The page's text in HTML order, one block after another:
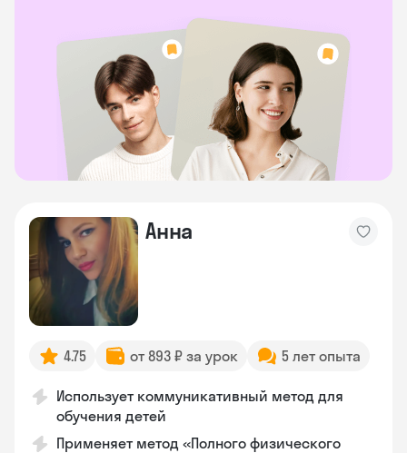
Анна
4.75 от 893 ₽ за урок 5 лет опыта
Использует коммуникативный метод для
обучения детей
Применяет метод «Полного физического